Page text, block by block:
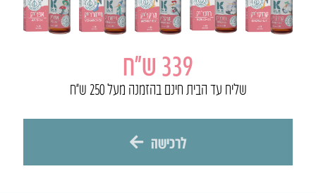
339 ש״ח
שליח עד הבית חינם בהזמנה מעל 250 ש״ח
לרכישה